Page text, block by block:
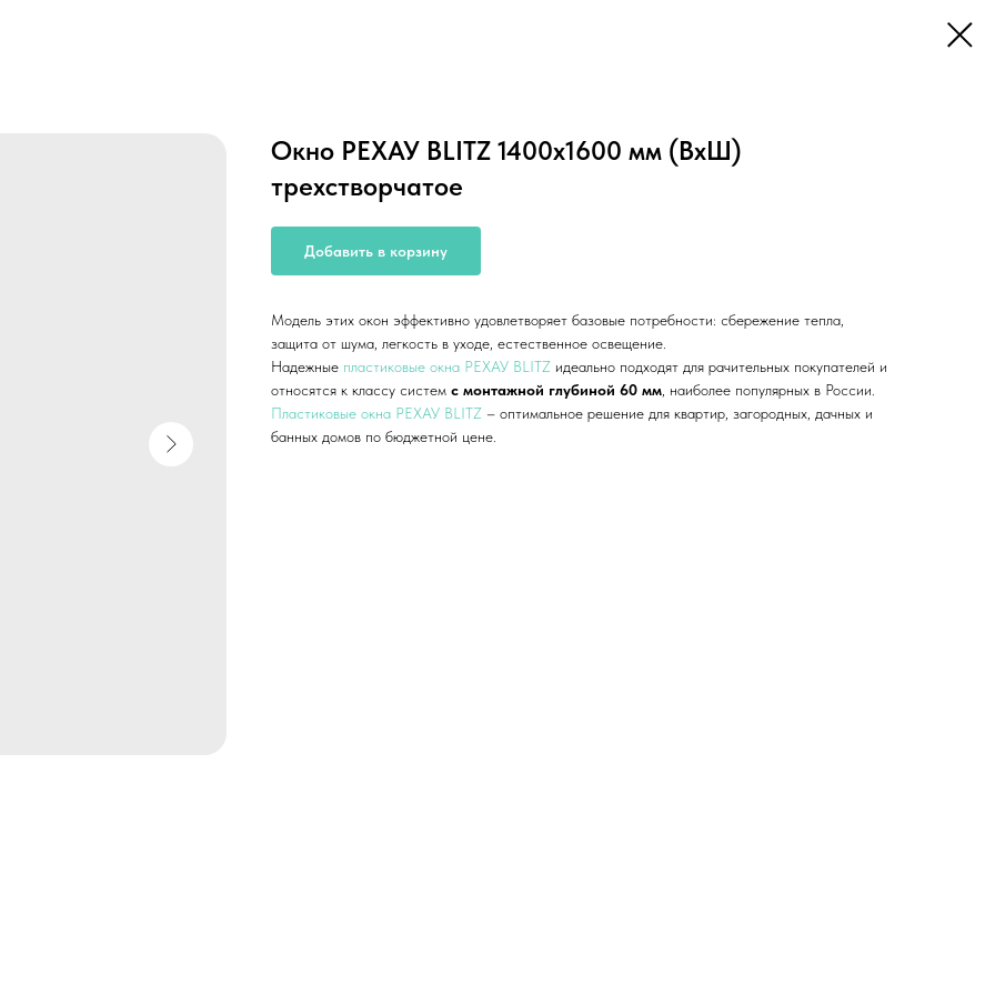
Окно РЕХАУ BLITZ 1400х1600 мм (ВхШ)
трехстворчатое
Добавить в корзину
Модель этих окон эффективно удовлетворяет базовые потребности: сбережение тепла,
защита от шума, легкость в уходе, естественное освещение.
Надежные пластиковые окна РЕХАУ BLITZ идеально подходят для рачительных покупателей и
относятся к классу систем с монтажной глубиной 60 мм, наиболее популярных в России.
Пластиковые окна РЕХАУ BLITZ – оптимальное решение для квартир, загородных, дачных и
банных домов по бюджетной цене.